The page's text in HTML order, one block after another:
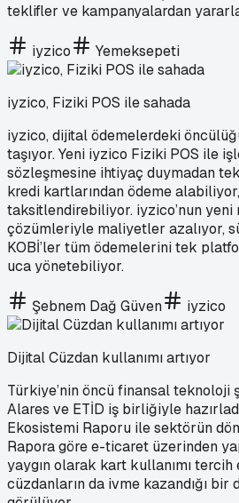
teklifler ve kampanyalardan
iyzico Yemeksepeti
iyzico, Fiziki POS ile sahada
iyzico, dijital ödemelerdeki
taşıyor. Yeni iyzico Fiziki POS ile
sözleşmesine ihtiyaç duymadan
kredi kartlarından ödeme
taksitlendirebiliyor. iyzico’nun yeni
çözümleriyle maliyetler azalıyor,
KOBİ’ler tüm ödemelerini tek
uca yönetebiliyor.
Şebnem Dağ Güven iyzico
Dijital Cüzdan kullanımı artıyor
Türkiye’nin öncü finansal teknoloji
Alares ve ETİD iş birliğiyle
Ekosistemi Raporu ile sektörün
Rapora göre e-ticaret üzerinden
yaygın olarak kart kullanımı
cüzdanların da ivme kazandığı